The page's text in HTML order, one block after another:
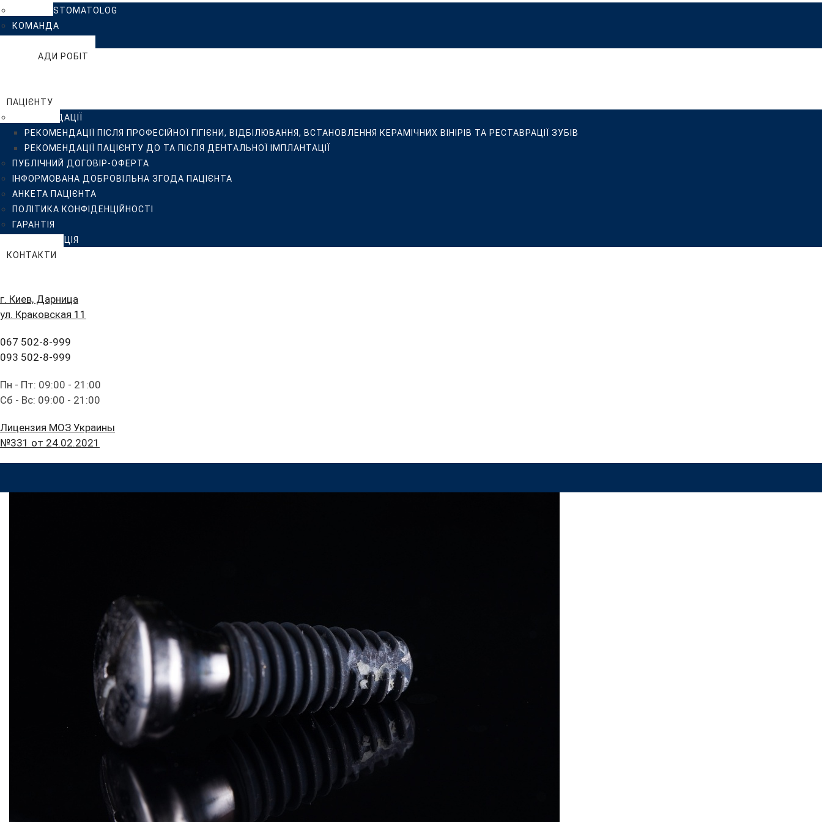
ІНФОРМОВАНА ДОБРОВІЛЬНА ЗГОДА ПАЦІЄНТА
АНКЕТА ПАЦІЄНТА
ГАРАНТІЯ
КЛІНІКА ISTOMATOLOG
КОМАНДА
ПРИКЛАДИ РОБІТ
ПАЦІЄНТУ
РЕКОМЕНДАЦІЇ
РЕКОМЕНДАЦІЇ ПІСЛЯ ПРОФЕСІЙНОЇ ГІГІЄНИ, ВІДБІЛЮВАННЯ, ВСТАНОВЛЕННЯ КЕРАМІЧНИХ ВІНІРІВ ТА РЕСТАВРАЦІЇ ЗУБІВ
РЕКОМЕНДАЦІЇ ПАЦІЄНТУ ДО ТА ПІСЛЯ ДЕНТАЛЬНОЇ ІМПЛАНТАЦІЇ
ПУБЛІЧНИЙ ДОГОВІР-ОФЕРТА
ІНФОРМОВАНА ДОБРОВІЛЬНА ЗГОДА ПАЦІЄНТА
АНКЕТА ПАЦІЄНТА
ПОЛІТИКА КОНФІДЕНЦІЙНОСТІ
ГАРАНТІЯ
СТЕРИЛІЗАЦІЯ
КОНТАКТИ
г. Киев, Дарница
ул. Краковская 11
067 502-8-999
093 502-8-999
Пн - Пт: 09:00 - 21:00
Сб - Вс: 09:00 - 21:00
Лицензия МОЗ Украины
№331 от 24.02.2021